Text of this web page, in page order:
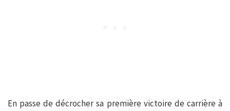
En passe de décrocher sa première victoire de carrière à